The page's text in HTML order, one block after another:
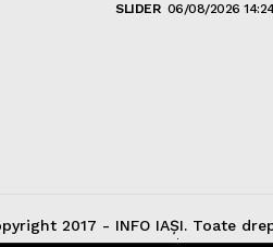
SLIDER 06/08/2026
2017 - INFO IAȘI. Toate